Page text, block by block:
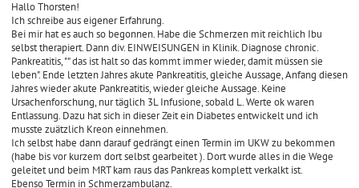
Hallo Thorsten!
Ich schreibe aus eigener Erfahrung.
Bei mir hat es auch so begonnen. Habe die Schmerzen mit reichlich Ibu
selbst therapiert. Dann div. EINWEISUNGEN in Klinik. Diagnose chronic.
Pankreatitis, "" das ist halt so das kommt immer wieder, damit müssen sie
leben". Ende letzten Jahres akute Pankreatitis, gleiche Aussage, Anfang diesen
Jahres wieder akute Pankreatitis, wieder gleiche Aussage. Keine
Ursachenforschung, nur täglich 3L Infusione, sobald L. Werte ok waren
Entlassung. Dazu hat sich in dieser Zeit ein Diabetes entwickelt und ich
musste zuätzlich Kreon einnehmen.
Ich selbst habe dann darauf gedrängt einen Termin im UKW zu bekommen
(habe bis vor kurzem dort selbst gearbeitet ). Dort wurde alles in die Wege
geleitet und beim MRT kam raus das Pankreas komplett verkalkt ist.
Ebenso Termin in Schmerzambulanz.